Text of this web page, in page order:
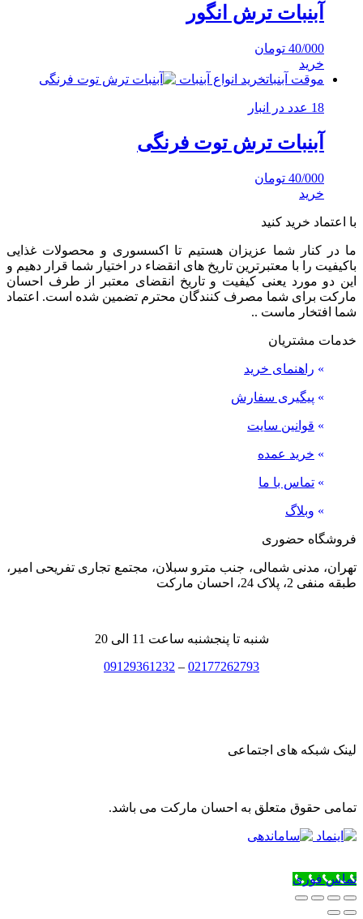
آبنبات ترش انگور
40/000 تومان
خرید
موقت آبنباتخرید انواع آبنبات
18 عدد در انبار
آبنبات ترش توت فرنگی
40/000 تومان
خرید
با اعتماد خرید کنید
ما در کنار شما عزیزان هستیم تا اکسسوری و محصولات غذایی
باکیفیت را با معتبرترین تاریخ های انقضاء در اختیار شما قرار دهیم و
این دو مورد یعنی کیفیت و تاریخ انقضای معتبر از طرف احسان
مارکت برای شما مصرف کنندگان محترم تضمین شده است. اعتماد
شما افتخار ماست ..
خدمات مشتریان
» راهنمای خرید
» پیگیری سفارش
» قوانین سایت
» خرید عمده
» تماس با ما
» وبلاگ
فروشگاه حضوری
تهران، مدنی شمالی، جنب مترو سبلان، مجتمع تجاری تفریحی امیر،
طبقه منفی 2، پلاک 24، احسان مارکت
شنبه تا پنجشنبه ساعت 11 الی 20
02177262793
–
09129361232
لینک شبکه های اجتماعی
تمامی حقوق متعلق به احسان مارکت می باشد.
تماس فوری